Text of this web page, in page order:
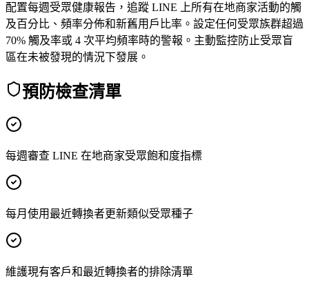
配置每週受眾健康報告，追蹤 LINE 上所有在地商家活動的觸
及百分比、頻率分佈和新舊用戶比率。設定任何受眾族群超過
70% 觸及率或 4 次平均頻率時的警報。主動監控防止受眾盲
區在未被發現的情況下發展。
預防檢查清單
每週審查 LINE 在地商家受眾飽和度指標
每月使用最近轉換者更新類似受眾種子
維護現有客戶和最近轉換者的排除清單